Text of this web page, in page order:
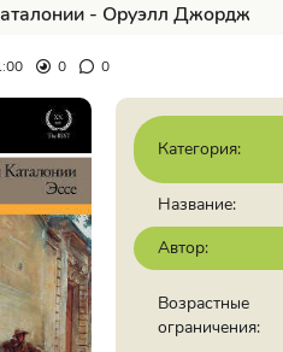
- Оруэлл Джордж
0 0
Категория:
Название:
Автор:
Возрастные
ограничения: